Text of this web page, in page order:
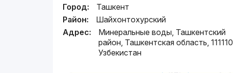
Город:
Ташкент
Район:
Шайхонтохурский
Адрес:
Минеральные воды, Ташкентский
район, Ташкентская область, 111110,
Узбекистан